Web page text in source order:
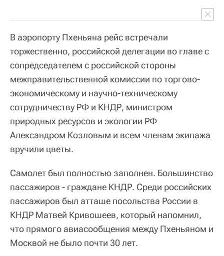
В аэропорту Пхеньяна рейс встречали
торжественно, российской делегации во главе с
сопредседателем с российской стороны
межправительственной комиссии по торгово-
экономическому и научно-техническому
сотрудничеству РФ и КНДР, министром
природных ресурсов и экологии РФ
Александром Козловым и всем членам экипажа
вручили цветы.
Самолет был полностью заполнен. Большинство
пассажиров - граждане КНДР. Среди российских
пассажиров был атташе посольства России в
КНДР Матвей Кривошеев, который напомнил,
что прямого авиасообщения между Пхеньяном и
Москвой не было почти 30 лет.